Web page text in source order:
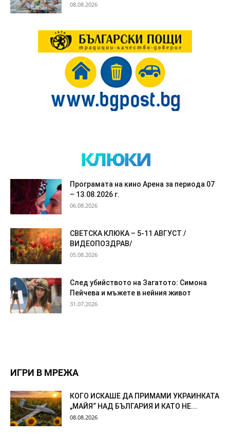
08.08.2026
клюки
Програмата на кино Арена за периода 07
– 13.08.2026 г.
06.08.2026
СВЕТСКА КЛЮКА – 5-11 АВГУСТ /
ВИДЕОПОЗДРАВ/
05.08.2026
След убийството на Загатото: Симона
Пейчева и мъжете в нейния живот
31.07.2026
ИГРИ В МРЕЖА
КОГО ИСКАШЕ ДА ПРИМАМИ УКРАИНКАТА
„МАЙЯ“ НАД БЪЛГАРИЯ И КАТО НЕ...
08.08.2026